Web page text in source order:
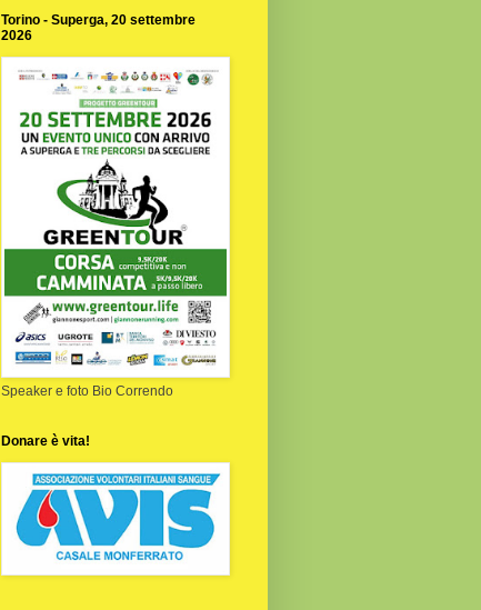
Torino - Superga, 20 settembre
2026
Speaker e foto Bio Correndo
Donare è vita!